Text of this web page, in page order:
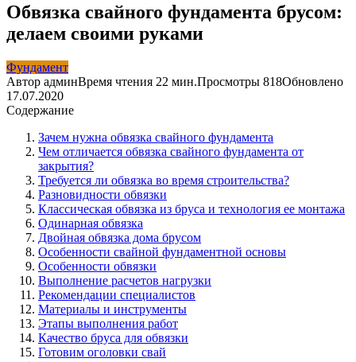
Обвязка свайного фундамента брусом:
делаем своими руками
Фундамент
Автор админВремя чтения 22 мин.Просмотры 818Обновлено
17.07.2020
Содержание
Зачем нужна обвязка свайного фундамента
Чем отличается обвязка свайного фундамента от
закрытия?
Требуется ли обвязка во время строительства?
Разновидности обвязки
Классическая обвязка из бруса и технология ее монтажа
Одинарная обвязка
Двойная обвязка дома брусом
Особенности свайной фундаментной основы
Особенности обвязки
Выполнение расчетов нагрузки
Рекомендации специалистов
Материалы и инструменты
Этапы выполнения работ
Качество бруса для обвязки
Готовим оголовки свай